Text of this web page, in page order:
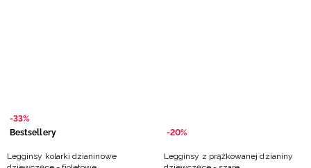
-33%
Bestsellery
Legginsy kolarki dzianinowe
-20%
Legginsy z prążkowanej dzianiny